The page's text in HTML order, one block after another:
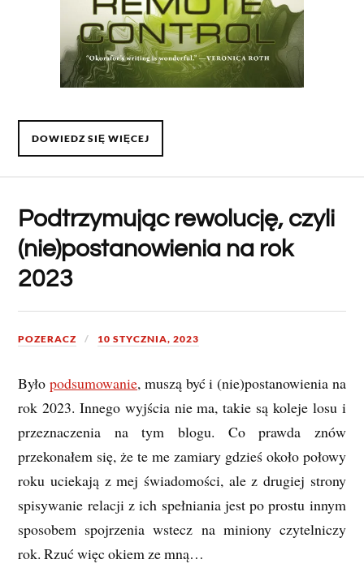
DOWIEDZ SIĘ WIĘCEJ
Podtrzymując rewolucję, czyli
(nie)postanowienia na rok
2023
POZERACZ 10 STYCZNIA, 2023
Byłopodsumowanie, muszą być i (nie)postanowienia na
rok 2023. Innego wyjścia nie ma, takie są koleje losu i
przeznaczenia na tym blogu. Co prawda znów
przekonałem się, że te me zamiary gdzieś około połowy
roku uciekają z mej świadomości, ale z drugiej strony
spisywanie relacji z ich spełniania jest po prostu innym
sposobem spojrzenia wstecz na miniony czytelniczy
rok. Rzuć więc okiem ze mną…